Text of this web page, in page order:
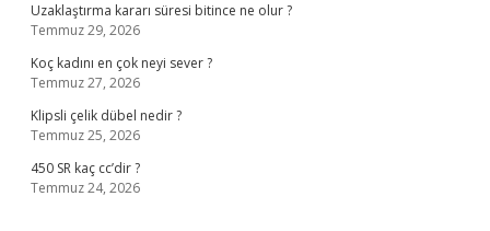
Uzaklaştırma kararı süresi bitince ne olur ?
Temmuz 29, 2026
Koç kadını en çok neyi sever ?
Temmuz 27, 2026
Klipsli çelik dübel nedir ?
Temmuz 25, 2026
450 SR kaç cc’dir ?
Temmuz 24, 2026